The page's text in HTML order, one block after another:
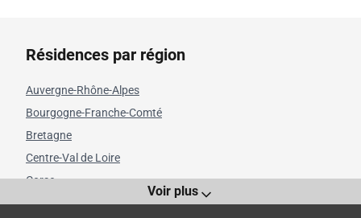
Résidences par région
Auvergne-Rhône-Alpes
Bourgogne-Franche-Comté
Bretagne
Centre-Val de Loire
Corse
Grand Est
Voir plus